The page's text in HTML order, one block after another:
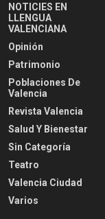
NOTICIES EN
LLENGUA
VALENCIANA
Opinión
Patrimonio
Poblaciones De
Valencia
Revista Valencia
Salud Y Bienestar
Sin Categoría
Teatro
Valencia Ciudad
Varios